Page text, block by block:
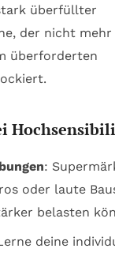
überfüllter
der nicht mehr
überforderten
:
oder laute
belasten
deine